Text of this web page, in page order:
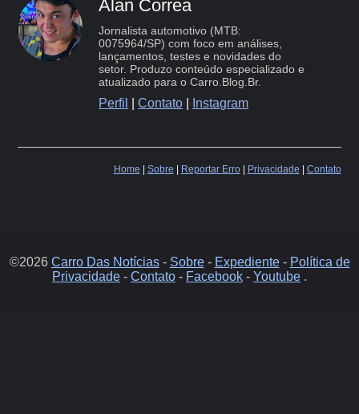
Alan Correa
Jornalista automotivo (MTB:
0075964/SP) com foco em análises,
lançamentos, testes e novidades do
setor. Produzo conteúdo especializado e
atualizado para o Carro.Blog.Br.
Perfil |Contato Instagram
Home Sobre Reportar Erro| Privacidade Contato
©2026 Carro Das Notícias- Sobre- Expediente- Política de
Privacidade - Contato - Facebook - Youtube .